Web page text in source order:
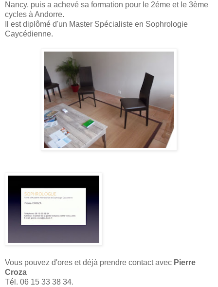
Nancy, puis a achevé sa formation pour le 2éme et le 3ème
cycles à Andorre.
Il est diplômé d'un Master Spécialiste en Sophrologie
Caycédienne.
Vous pouvez d'ores et déjà prendre contact avec Pierre
Croza
Tél. 06 15 33 38 34.